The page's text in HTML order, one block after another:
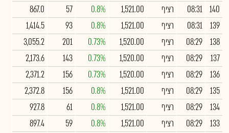
140
08:31 רציף 1,521.00
0.8%
57
867.0
139
08:31 רציף 1,521.00
0.8%
93
1,414.5
138
08:29 רציף 1,520.00
0.73%
201
3,055.2
137
08:29 רציף 1,520.00
0.73%
143
2,173.6
136
08:29 רציף 1,520.00
0.73%
156
2,371.2
135
08:29 רציף 1,521.00
0.8%
156
2,372.8
134
08:29 רציף 1,521.00
0.8%
61
927.8
133
08:29 רציף 1,521.00
0.8%
59
897.4